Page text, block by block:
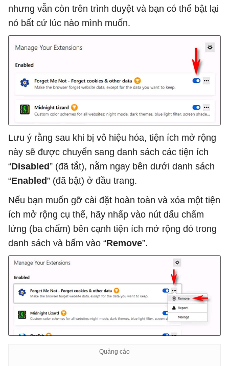
nhưng vẫn còn trên trình duyệt và bạn có thể bật lại
nó bất cứ lúc nào mình muốn.
Lưu ý rằng sau khi bị vô hiệu hóa, tiện ích mở rộng
này sẽ được chuyển sang danh sách các tiện ích
“Disabled” (đã tắt), nằm ngay bên dưới danh sách
“Enabled” (đã bật) ở đầu trang.
Nếu bạn muốn gỡ cài đặt hoàn toàn và xóa một tiện
ích mở rộng cụ thể, hãy nhấp vào nút dấu chấm
lửng (ba chấm) bên cạnh tiện ích mở rộng đó trong
danh sách và bấm vào “Remove”.